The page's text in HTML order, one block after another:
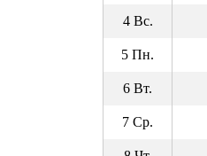
4 Вс.
5 Пн.
6 Вт.
7 Ср.